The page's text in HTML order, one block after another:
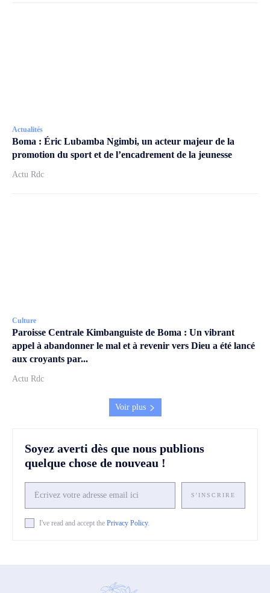
Actualités
Boma : Éric Lubamba Ngimbi, un acteur majeur de la
promotion du sport et de l’encadrement de la jeunesse
Actu Rdc
Culture
Paroisse Centrale Kimbanguiste de Boma : Un vibrant
appel à abandonner le mal et à revenir vers Dieu a été lancé
aux croyants par...
Actu Rdc
Voir plus
Soyez averti dès que nous publions
quelque chose de nouveau !
S'INSCRIRE
I've read and accept the Privacy Policy.